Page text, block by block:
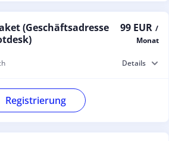
(Geschäftsadresse
99 EUR /
Monat
Details
Registrierung